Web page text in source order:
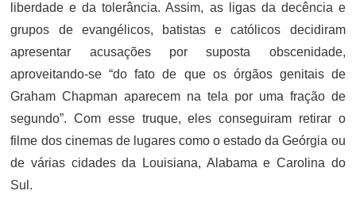
liberdade e da tolerância. Assim, as ligas da decência e
grupos de evangélicos, batistas e católicos decidiram
apresentar acusações por suposta obscenidade,
aproveitando-se “do fato de que os órgãos genitais de
Graham Chapman aparecem na tela por uma fração de
segundo”. Com esse truque, eles conseguiram retirar o
filme dos cinemas de lugares como o estado da Geórgia ou
de várias cidades da Louisiana, Alabama e Carolina do
Sul.